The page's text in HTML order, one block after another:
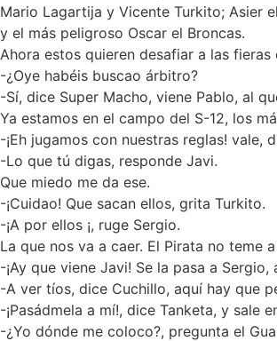
Mario Lagartija y Vicente Turkito; Asier
y el más peligroso Oscar el Broncas.
Ahora estos quieren desafiar a las
-¿Oye habéis buscao árbitro?
-Sí, dice Super Macho, viene Pablo, al
Ya estamos en el campo del S-12, los
-¡Eh jugamos con nuestras reglas! vale,
-Lo que tú digas, responde Javi.
Que miedo me da ese.
-¡Cuidao! Que sacan ellos, grita Turkito.
-¡A por ellos ¡, ruge Sergio.
La que nos va a caer. El Pirata no teme
-¡Ay que viene Javi! Se la pasa a
-A ver tíos, dice Cuchillo, aquí hay que
-¡Pasádmela a mí!, dice Tanketa, y sale
-¿Yo dónde me coloco?, pregunta el